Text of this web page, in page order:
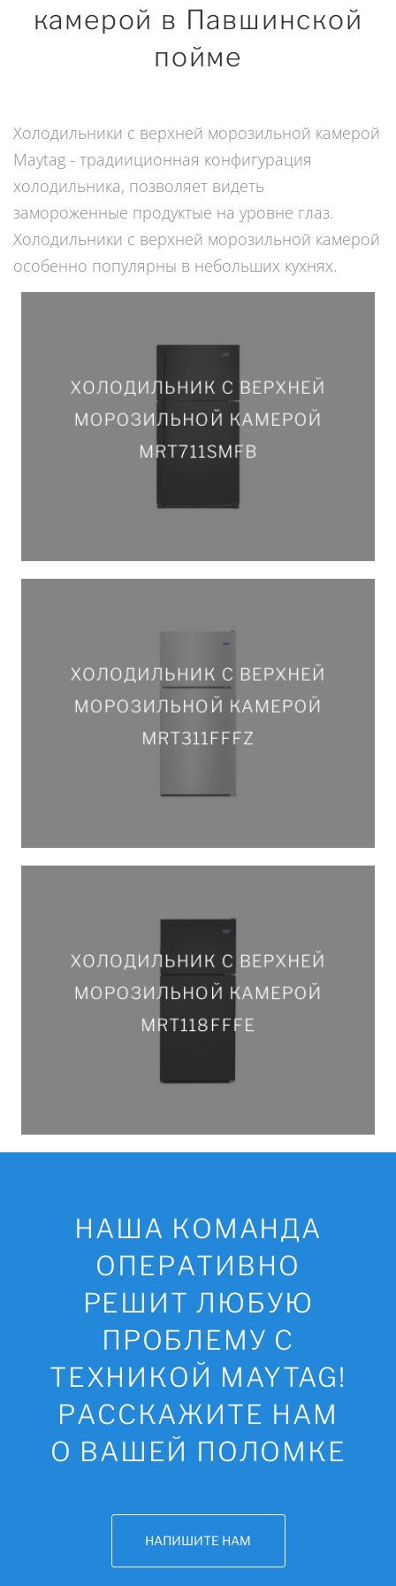
камерой в Павшинской
пойме
Холодильники с верхней морозильной камерой
Maytag - традииционная конфигурация
холодильника, позволяет видеть
замороженные продуктые на уровне глаз.
Холодильники с верхней морозильной камерой
особенно популярны в небольших кухнях.
ХОЛОДИЛЬНИК С ВЕРХНЕЙ
МОРОЗИЛЬНОЙ КАМЕРОЙ
MRT711SMFB
МОРОЗИЛЬНОЙ КАМЕРОЙ
MRT711SMFB
ХОЛОДИЛЬНИК С ВЕРХНЕЙ
МОРОЗИЛЬНОЙ КАМЕРОЙ
MRT311FFFZ
МОРОЗИЛЬНОЙ КАМЕРОЙ
MRT311FFFZ
ХОЛОДИЛЬНИК С ВЕРХНЕЙ
МОРОЗИЛЬНОЙ КАМЕРОЙ
MRT118FFFE
МОРОЗИЛЬНОЙ КАМЕРОЙ
MRT118FFFE
НАША КОМАНДА
ОПЕРАТИВНО
РЕШИТ ЛЮБУЮ
ПРОБЛЕМУ С
ТЕХНИКОЙ MAYTAG!
РАССКАЖИТЕ НАМ
О ВАШЕЙ ПОЛОМКЕ
НАПИШИТЕ НАМ